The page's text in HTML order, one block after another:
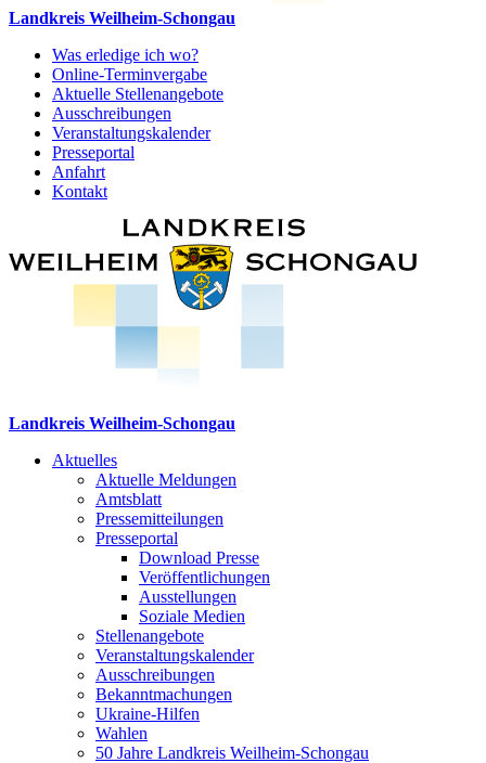
Landkreis Weilheim-Schongau
Was erledige ich wo?
Online-Terminvergabe
Aktuelle Stellenangebote
Ausschreibungen
Veranstaltungskalender
Presseportal
Anfahrt
Kontakt
Landkreis Weilheim-Schongau
Aktuelles
Aktuelle Meldungen
Amtsblatt
Pressemitteilungen
Presseportal
Download Presse
Veröffentlichungen
Ausstellungen
Soziale Medien
Stellenangebote
Veranstaltungskalender
Ausschreibungen
Bekanntmachungen
Ukraine-Hilfen
Wahlen
50 Jahre Landkreis Weilheim-Schongau